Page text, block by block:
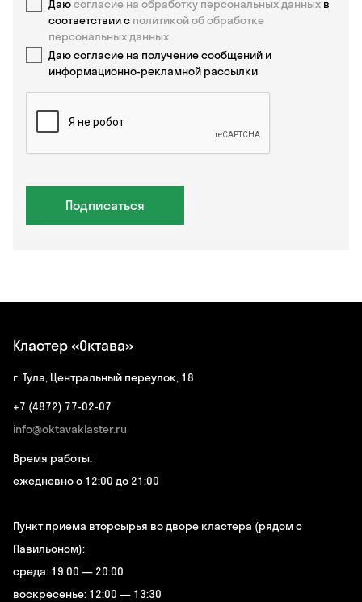
Даюсогласие на обработку персональных данных в
соответствии с политикой об обработке
персональных данных
Даю согласие на получение сообщений и
информационно-рекламной рассылки
Подписаться
Кластер «Октава»
г. Тула, Центральный переулок, 18
+7 (4872) 77-02-07
info@oktavaklaster.ru
Время работы:
ежедневно с 12:00 до 21:00
Пункт приема вторсырья во дворе кластера (рядом с
Павильоном):
среда: 19:00 — 20:00
воскресенье: 12:00 — 13:30